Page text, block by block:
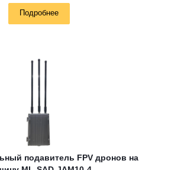
Подробнее
подавитель FPV дронов на